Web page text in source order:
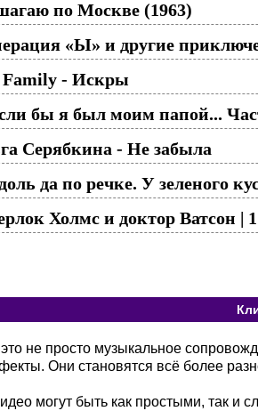
по Москве (1963)
«Ы» и другие
Family - Искры
бы я был моим папой...
Серябкина - Не забыла
да по речке. У зеленого
Холмс и доктор Ватсон |
не просто музыкальное
Они становятся всё более
могут быть как простыми, так и